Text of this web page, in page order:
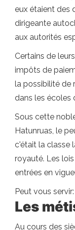
eux étaient des
dirigeante
aux autorités
Certains de
impôts de
la possibilité de
dans les écoles
Sous cette
Hatunruas, le
c'était la classe
royauté. Les
entrées en
Peut vous
Les
Au cours des